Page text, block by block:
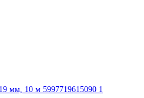
мм, 10 м 5997719615090 1